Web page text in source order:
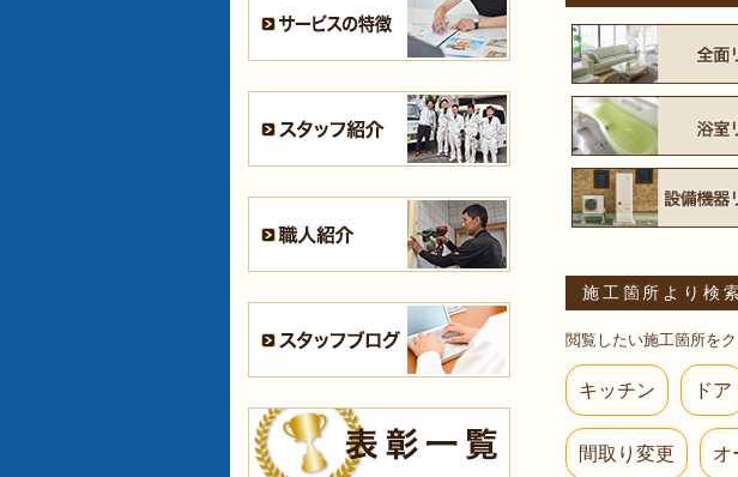
施工箇所より検
閲覧したい施工箇所を
キッチン ドア
間取り変更 オ